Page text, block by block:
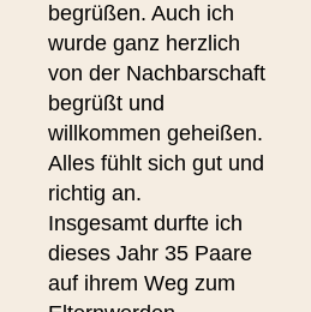
begrüßen. Auch ich
wurde ganz herzlich
von der Nachbarschaft
begrüßt und
willkommen geheißen.
Alles fühlt sich gut und
richtig an.
Insgesamt durfte ich
dieses Jahr 35 Paare
auf ihrem Weg zum